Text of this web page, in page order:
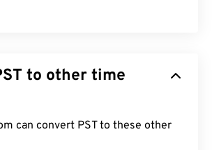
to other time
can convert PST to these other